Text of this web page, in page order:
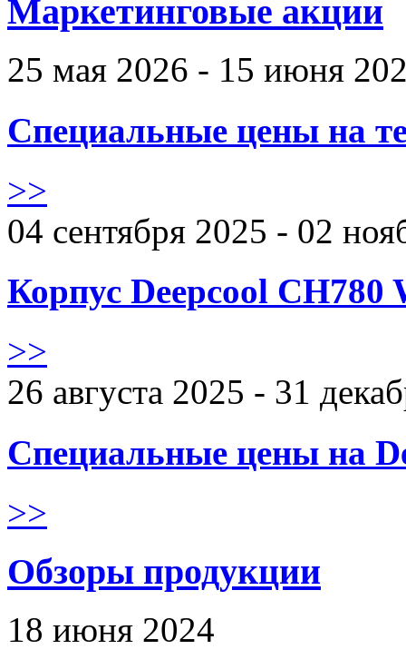
Маркетинговые акции
25 мая 2026 - 15 июня
Специальные цены на
>>
04 сентября 2025 - 02
Корпус Deepcool CH780
>>
26 августа 2025 - 31
Специальные цены на
>>
Обзоры продукции
18 июня 2024